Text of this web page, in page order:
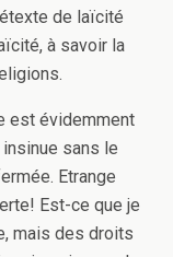
de laïcité
à savoir la
est évidemment
sans le
Etrange
Est-ce que je
mais des droits